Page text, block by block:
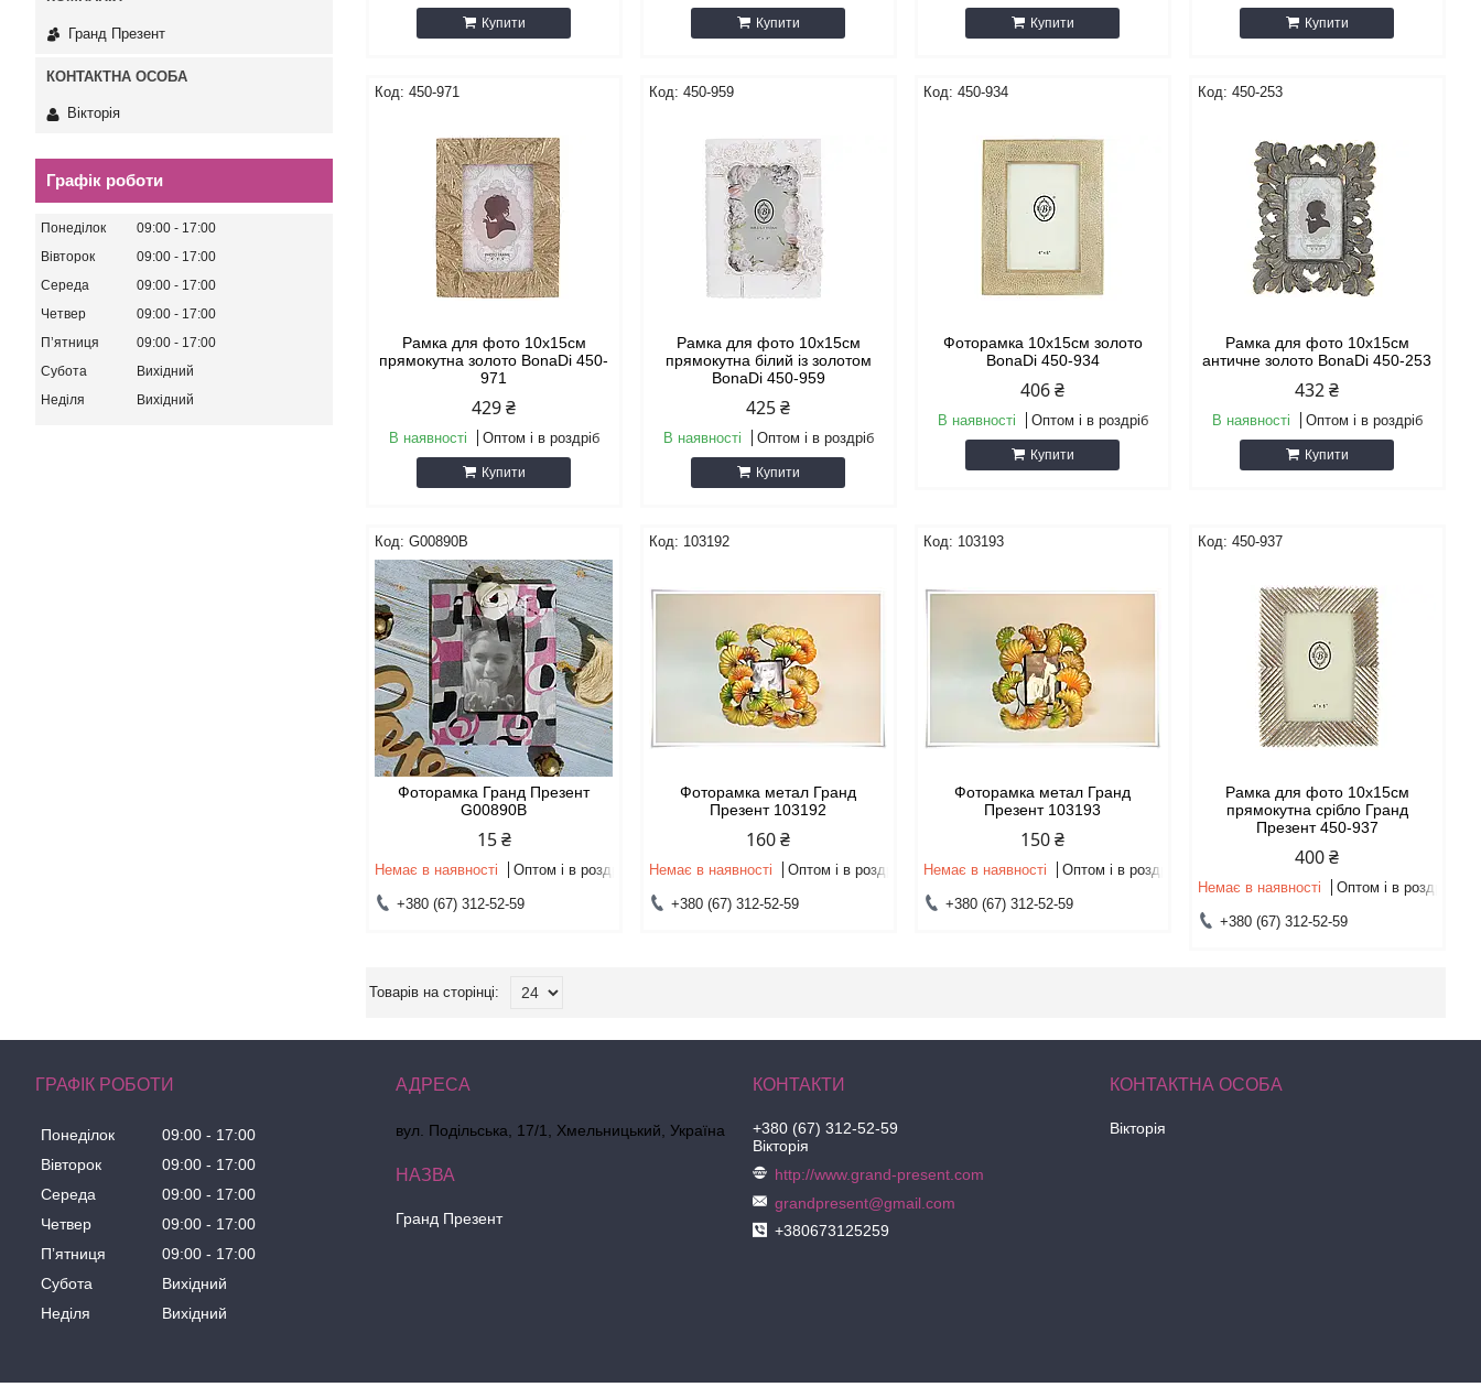
Купити Купити Купити Купити
450-971
Рамка для фото 10х15см
прямокутна золото BonaDi 450-
971
429 ₴
В наявності Оптом і в роздріб
Купити
450-959
Рамка для фото 10х15см
прямокутна білий із золотом
BonaDi 450-959
425 ₴
В наявності Оптом і в роздріб
Купити
450-934
Фоторамка 10х15см золото
BonaDi 450-934
406 ₴
В наявності Оптом і в роздріб
Купити
450-253
Рамка для фото 10х15см
античне золото BonaDi 450-253
432 ₴
В наявності Оптом і в роздріб
Купити
G00890B
Фоторамка Гранд Презент
G00890B
15 ₴
Немає в наявності Оптом і в роздріб
+380 (67) 312-52-59
103192
Фоторамка метал Гранд
Презент 103192
160 ₴
Немає в наявності Оптом і в роздріб
+380 (67) 312-52-59
103193
Фоторамка метал Гранд
Презент 103193
150 ₴
Немає в наявності Оптом і в роздріб
+380 (67) 312-52-59
450-937
Рамка для фото 10х15см
прямокутна срібло Гранд
Презент 450-937
400 ₴
Немає в наявності Оптом і в роздріб
+380 (67) 312-52-59
Гранд Презент
Вікторія
Графік роботи
Понеділок 09:00
17:00
Вівторок
09:00
17:00
Середа
09:00
17:00
Четвер
09:00
17:00
Пʼятниця
09:00
17:00
Субота
Вихідний
Неділя
Вихідний
ГРАФІК РОБОТИ
Понеділок 09:00
17:00
Вівторок
09:00
17:00
Середа
09:00
17:00
Четвер
09:00
17:00
Пʼятниця
09:00
17:00
Субота
Вихідний
Неділя
Вихідний
вул. Подільська, 17/1, Хмельницький, Україна
Гранд Презент
+380 (67) 312-52-59
Вікторія
http://www.grand-present.com
grandpresent@gmail.com
+380673125259
Вікторія